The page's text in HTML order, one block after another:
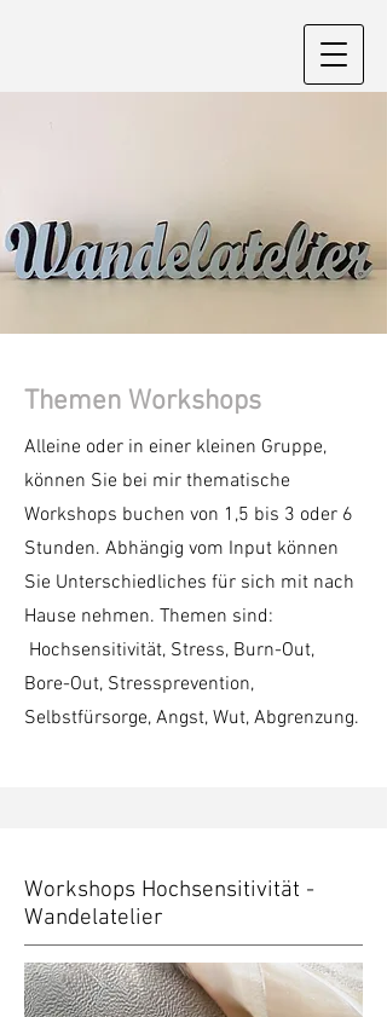
Themen Workshops
Alleine oder in einer kleinen Gruppe,
können Sie bei mir thematische
Workshops buchen von 1,5 bis 3 oder 6
Stunden. Abhängig vom Input können
Sie Unterschiedliches für sich mit nach
Hause nehmen. ​ Themen sind:
Hochsensitivität, Stress, Burn-Out,
Bore-Out, Stressprevention,
Selbstfürsorge, Angst, Wut, Abgrenzung.
Workshops Hochsensitivität -
Wandelatelier